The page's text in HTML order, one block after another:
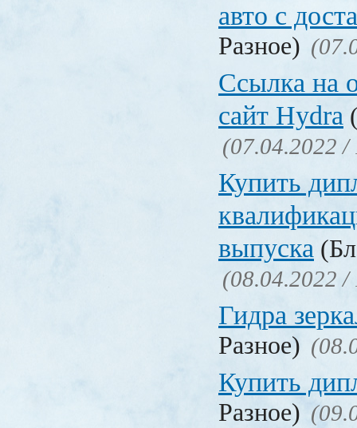
авто с
Разное)
Ссылка на
сайт Hydra
(07.04.2022 /
Купить
выпуска
(08.04.2022 /
Гидра
Разное)
Купить
Разное)